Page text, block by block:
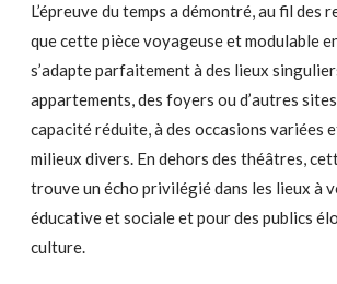
L’épreuve du temps a démontré, au fil des
que cette pièce voyageuse et modulable
s’adapte parfaitement à des lieux
appartements, des foyers ou d’autres
capacité réduite, à des occasions variées
milieux divers. En dehors des théâtres,
trouve un écho privilégié dans les lieux à
éducative et sociale et pour des publics
culture.